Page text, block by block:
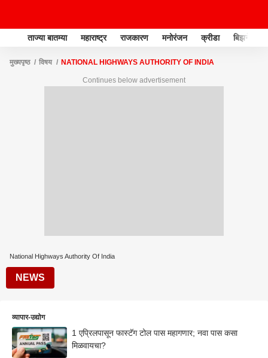
ताज्या बातम्या महाराष्ट्र राजकारण मनोरंजन क्रीडा बिझनेस
मुख्यपृष्ठ विषय NATIONAL HIGHWAYS AUTHORITY OF INDIA
Continues below advertisement
National Highways Authority Of India
NEWS
व्यापार-उद्योग
1 एप्रिलपासून फास्टॅग टोल पास महागणार; नवा पास कसा
मिळवायचा?